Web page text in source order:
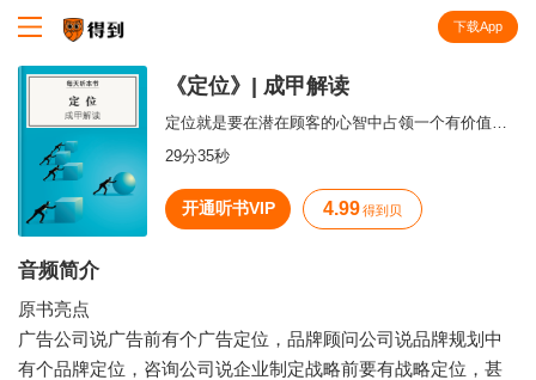
下载App
《定位》| 成甲解读
定位就是要在潜在顾客的心智中占领一个有价值的位置。
29分35秒
开通听书VIP 4.99 得到贝
音频简介
原书亮点
广告公司说广告前有个广告定位，品牌顾问公司说品牌规划中
有个品牌定位，咨询公司说企业制定战略前要有战略定位，甚